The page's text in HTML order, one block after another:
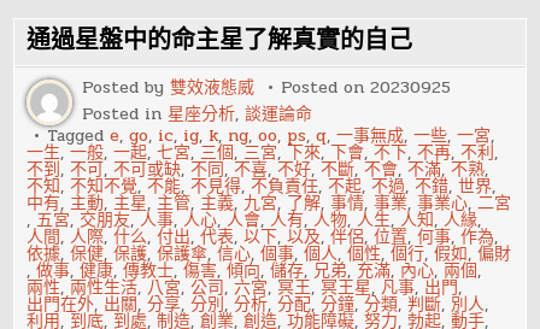
放
木
質
家
具
有
哪
些
風
水
講
究
通過星盤中的命主星了解真實的自己
Posted by雙效液態威 Posted on20230925
Posted in 星座分析,談運論命
Taggede,go, ic, ig, k, ng,oo, ps,q,一事無成,一些,一宮,
一生,一般,一起,七宮,三個,三宮,下來,下會,不下,不再,不利,
不到,不可,不可或缺,不同,不喜,不好,不斷,不會,不滿,不熟,
不知,不知不覺,不能,不見得,不負責任,不起,不過,不錯,世界,
中有,主動,主星,主管,主義, 九宮, 了解,事情,事業,事業心,二宮
,五宮, 交朋友,人事,人心,人會,人有,人物,人生,人知,人緣,
人間,人際,什么,付出,代表,以下,以及,伴侶,位置,何事,作為,
依據,保健,保護,保護傘,信心,個事,個人,個性,個行,假如,偏財
,做事,健康,傳教士,傷害,傾向,儲存, 兄弟, 充滿, 內心, 兩個,
兩性, 兩性生活, 八宮,公司,六宮,冥王,冥王星,凡事, 出門,
出門在外, 出關,分享,分別,分析,分配,分鐘,分類,判斷, 別人,
利用, 到底, 到處,制造,創業,創造,功能障礙,努力,勃起,動手,